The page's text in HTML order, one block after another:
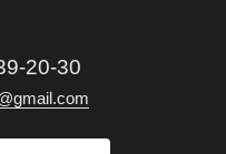
20-30